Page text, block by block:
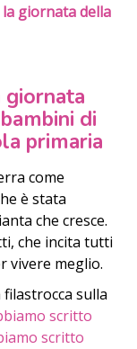
giornata della
giornata
di
primaria
come
è stata
che cresce.
che incita tutti
vivere meglio.
sulla
scritto
scritto